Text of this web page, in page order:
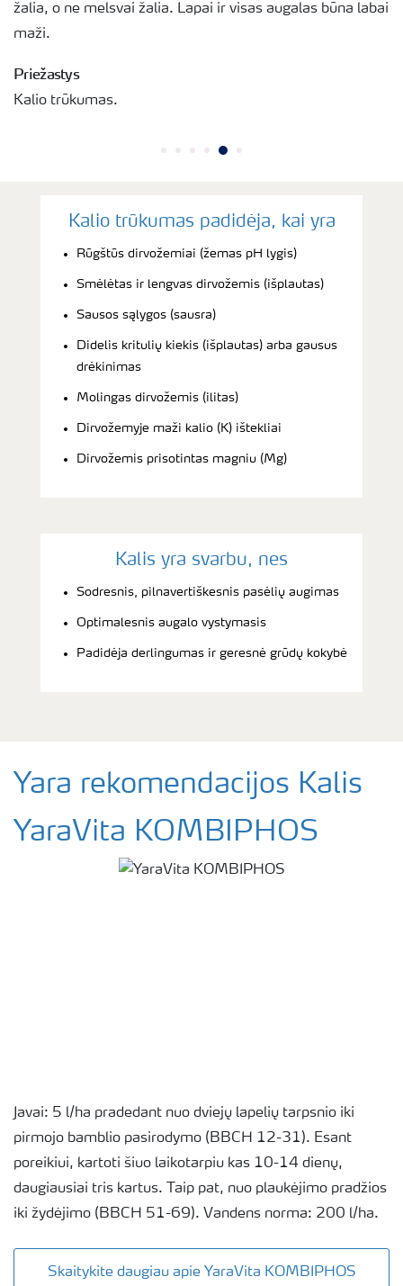
žalia, o ne melsvai žalia. Lapai ir visas augalas būna labai
maži.
Priežastys
Kalio trūkumas.
Kalio trūkumas padidėja, kai yra
Rūgštūs dirvožemiai (žemas pH lygis)
Smėlėtas ir lengvas dirvožemis (išplautas)
Sausos sąlygos (sausra)
Didelis kritulių kiekis (išplautas) arba gausus
drėkinimas
Molingas dirvožemis (ilitas)
Dirvožemyje maži kalio (K) ištekliai
Dirvožemis prisotintas magniu (Mg)
Kalis yra svarbu, nes
Sodresnis, pilnavertiškesnis pasėlių augimas
Optimalesnis augalo vystymasis
Padidėja derlingumas ir geresnė grūdų kokybė
Yara rekomendacijos Kalis
YaraVita KOMBIPHOS
Javai: 5 l/ha pradedant nuo dviejų lapelių tarpsnio iki
pirmojo bamblio pasirodymo (BBCH 12-31). Esant
poreikiui, kartoti šiuo laikotarpiu kas 10-14 dienų,
daugiausiai tris kartus. Taip pat, nuo plaukėjimo pradžios
iki žydėjimo (BBCH 51-69). Vandens norma: 200 l/ha.
Skaitykite daugiau apie YaraVita KOMBIPHOS